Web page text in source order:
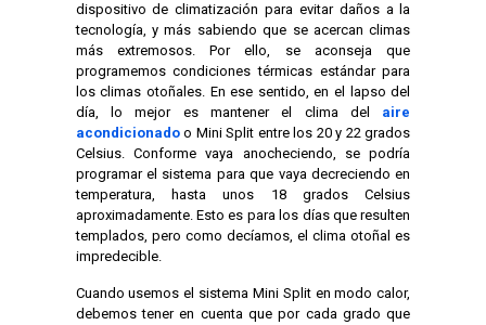
dispositivo de climatización para evitar daños a la
tecnología, y más sabiendo que se acercan climas
más extremosos. Por ello, se aconseja que
programemos condiciones térmicas estándar para
los climas otoñales. En ese sentido, en el lapso del
día, lo mejor es mantener el clima del aire
acondicionadoo Mini Split entre los 20 y 22 grados
Celsius. Conforme vaya anocheciendo, se podría
programar el sistema para que vaya decreciendo en
temperatura, hasta unos 18 grados Celsius
aproximadamente. Esto es para los días que resulten
templados, pero como decíamos, el clima otoñal es
impredecible.
Cuando usemos el sistema Mini Split en modo calor,
debemos tener en cuenta que por cada grado que